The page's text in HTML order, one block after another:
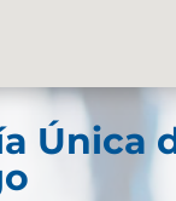
Única